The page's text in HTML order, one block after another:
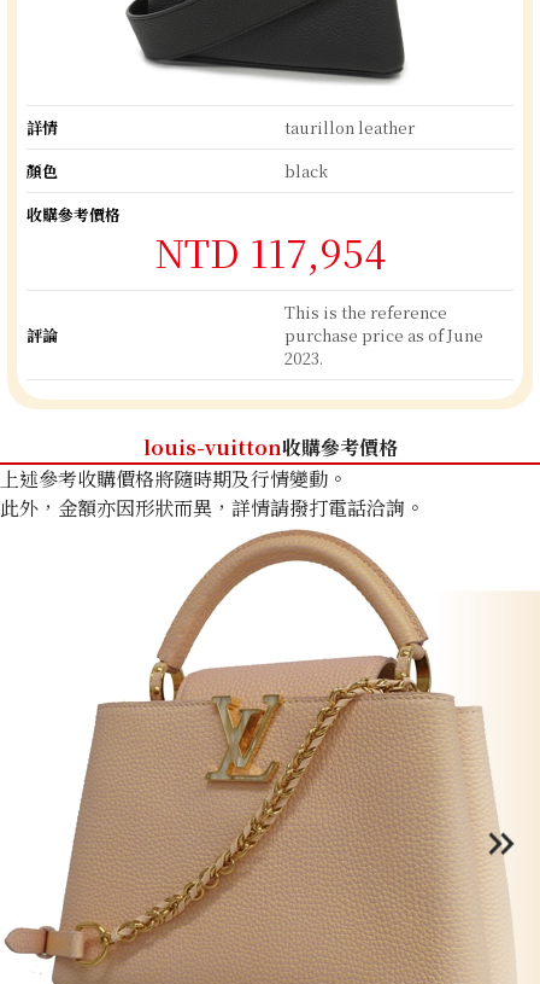
詳情
taurillon leather
顏色
black
收購參考價格
NTD 117,954
評論
This is the reference
purchase price as of June
2023.
louis-vuitton收購參考價格
上述參考收購價格將隨時期及行情變動。
此外，金額亦因形狀而異，詳情請撥打電話洽詢。